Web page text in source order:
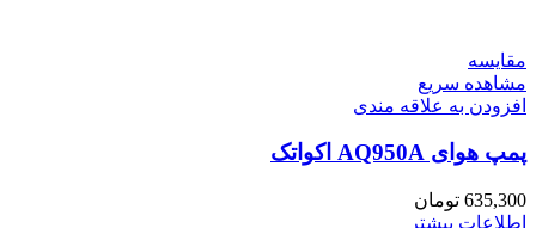
مقایسه
مشاهده سریع
افزودن به علاقه مندی
پمپ هوای AQ950A اکواتک
635,300 تومان
اطلاعات بیشتر